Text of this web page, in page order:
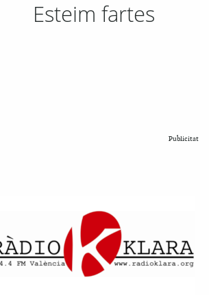
Esteim fartes
Publicitat